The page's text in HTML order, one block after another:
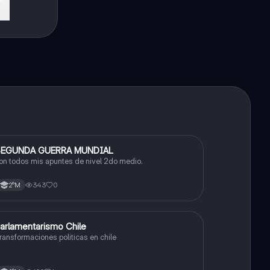
Historia GUERRA MUNDIAL
todos mis apuntes de nivel 2do medio.
2°M 343 0
Historia Chile
politicas en chile